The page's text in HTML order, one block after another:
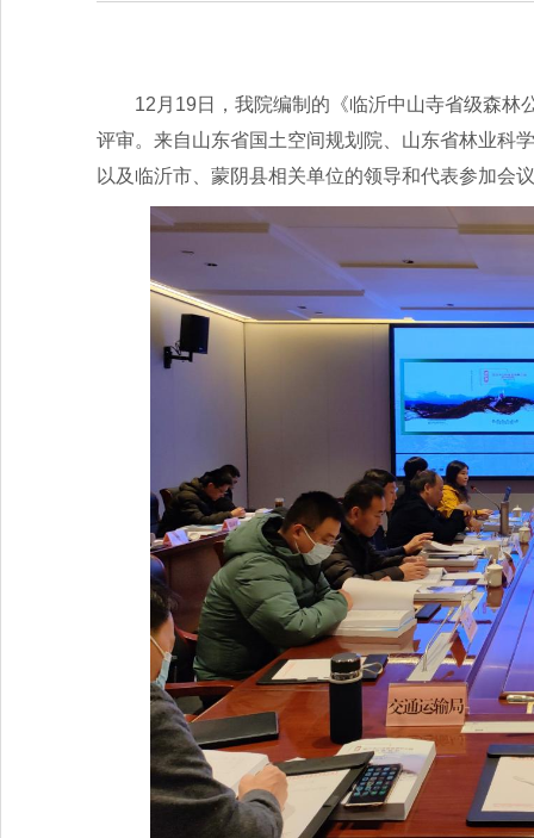
12月19日，我院编制的《临沂中山寺省级森
评审。来自山东省国土空间规划院、山东省林业科
以及临沂市、蒙阴县相关单位的领导和代表参加会